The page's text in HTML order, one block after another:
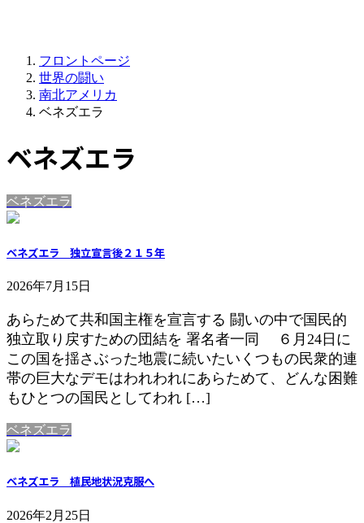
フロントページ
世界の闘い
南北アメリカ
ベネズエラ
ベネズエラ
ベネズエラ
ベネズエラ 独立宣言後２１５年
2026年7月15日
あらためて共和国主権を宣言する 闘いの中で国民的
独立取り戻すための団結を 署名者一同 ６月24日に
この国を揺さぶった地震に続いたいくつもの民衆的連
帯の巨大なデモはわれわれにあらためて、どんな困難
もひとつの国民としてわれ […]
ベネズエラ
ベネズエラ 植民地状況克服へ
2026年2月25日